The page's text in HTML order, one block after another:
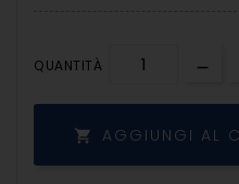
QUANTITÀ
 AGGIUNGI AL